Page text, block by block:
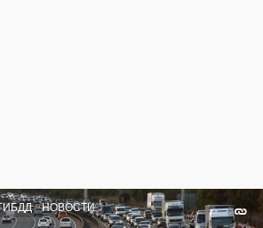
НОВОСТИ